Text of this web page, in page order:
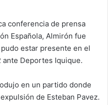
conferencia de prensa
Española, Almirón fue
estar presente en el
Deportes Iquique.
en un partido donde
de Esteban Pavez.